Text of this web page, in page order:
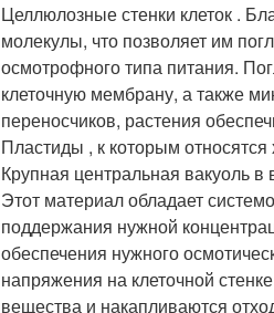
Целлюлозные стенки клеток .
молекулы, что позволяет им
осмотрофного типа питания.
клеточную мембрану, а также
переносчиков, растения
Пластиды , к которым
Крупная центральная вакуоль
Этот материал обладает
поддержания нужной
обеспечения нужного
напряжения на клеточной
вещества и накапливаются